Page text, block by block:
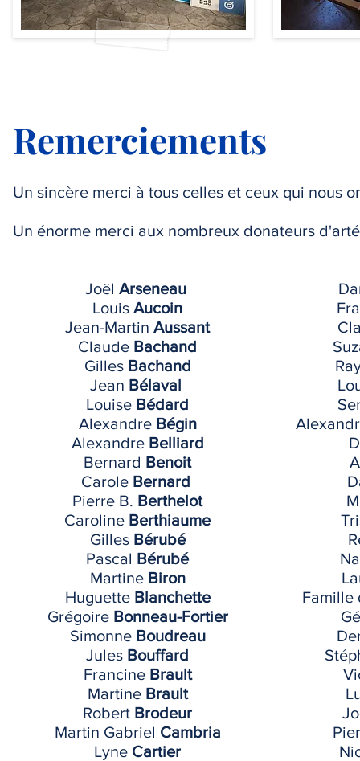
Remerciements
Un sincère merci à tous celles et ceux qui nous
Un énorme merci aux nombreux donateurs
Joël Arseneau
Louis Aucoin
Jean-Martin Aussant
Claude Bachand
Gilles Bachand
Jean Bélaval
Louise Bédard
Alexandre Bégin
Alexandre Belliard
Bernard Benoit
CaroleBernard
Pierre B. Berthelot
Caroline Berthiaume
Gilles Bérubé
Pascal Bérubé
Martine Biron
Huguette Blanchette
Grégoire Bonneau-Fortier
Simonne Boudreau
Jules Bouffard
Francine Brault
Martine Brault
Robert Brodeur
Martin Gabriel Cambria
Lyne Cartier
Famille